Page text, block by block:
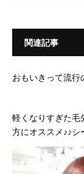
関連記事
おもいきって流行
軽くなりすぎた毛
方にオススメ♪♪シ